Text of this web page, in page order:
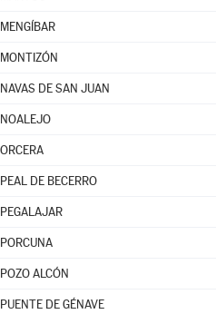
MENGÍBAR
MONTIZÓN
NAVAS DE SAN JUAN
NOALEJO
ORCERA
PEAL DE BECERRO
PEGALAJAR
PORCUNA
POZO ALCÓN
PUENTE DE GÉNAVE